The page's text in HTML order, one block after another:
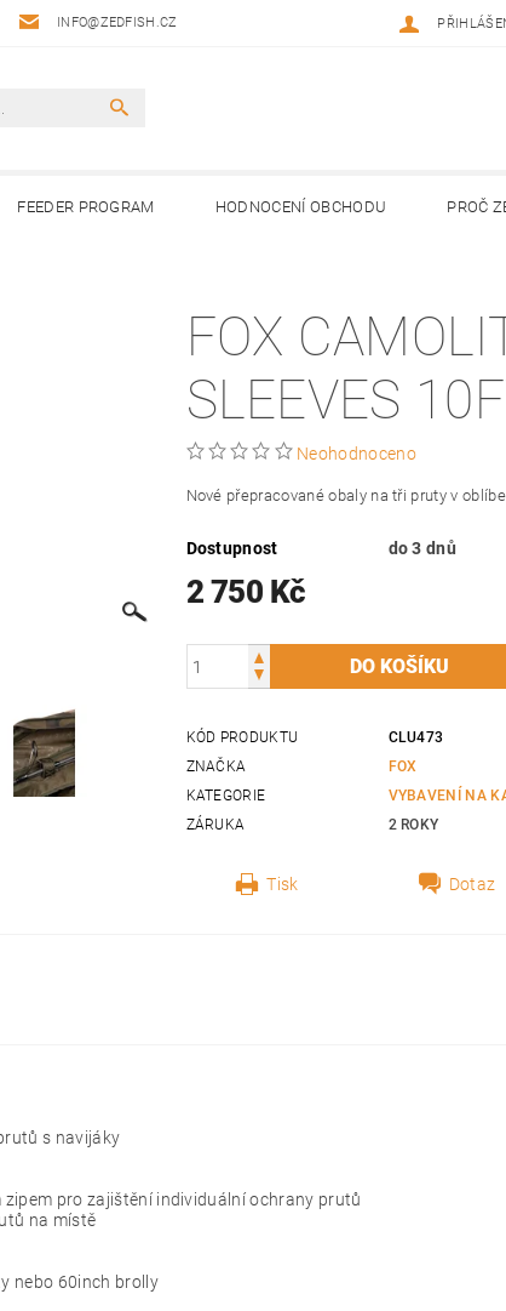
INFO@ZEDFISH.CZ
FEEDER PROGRAM HODNOCENÍ OBCHODU PROČ
FOX
SLEEVES
Neohodnoceno
Nové přepracované obaly na tři pruty v
Dostupnost do 3 dnů
2 750 Kč
KÓD PRODUKTU
CLU473
ZNAČKA
FOX
KATEGORIE
VYBAVENÍ NA
ZÁRUKA
2 ROKY
Tisk Dotaz
s navijáky
pro zajištění individuální ochrany prutů
na místě
nebo 60inch brolly